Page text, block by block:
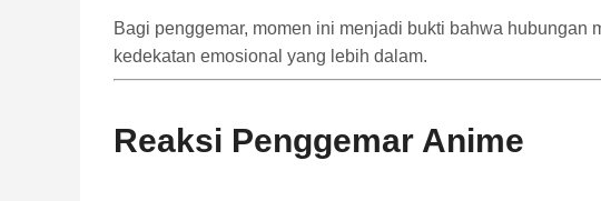
Bagi penggemar, momen ini menjadi bukti bahwa
kedekatan emosional yang lebih dalam.
Reaksi Penggemar Anime